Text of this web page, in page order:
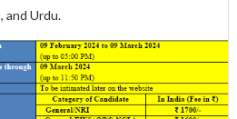
and Urdu.